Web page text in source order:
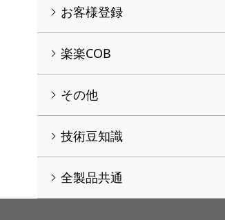
お客様登録
楽楽COB
その他
技術豆知識
全製品共通